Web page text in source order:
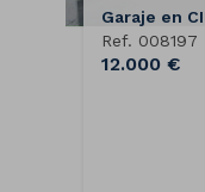
Garaje en
Ref. 008197
12.000 €